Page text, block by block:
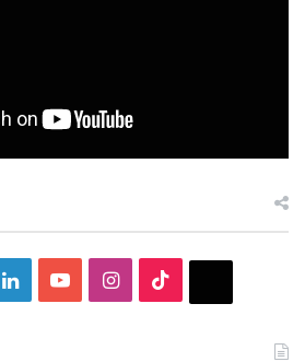
LinkedInYouTubeInstagram